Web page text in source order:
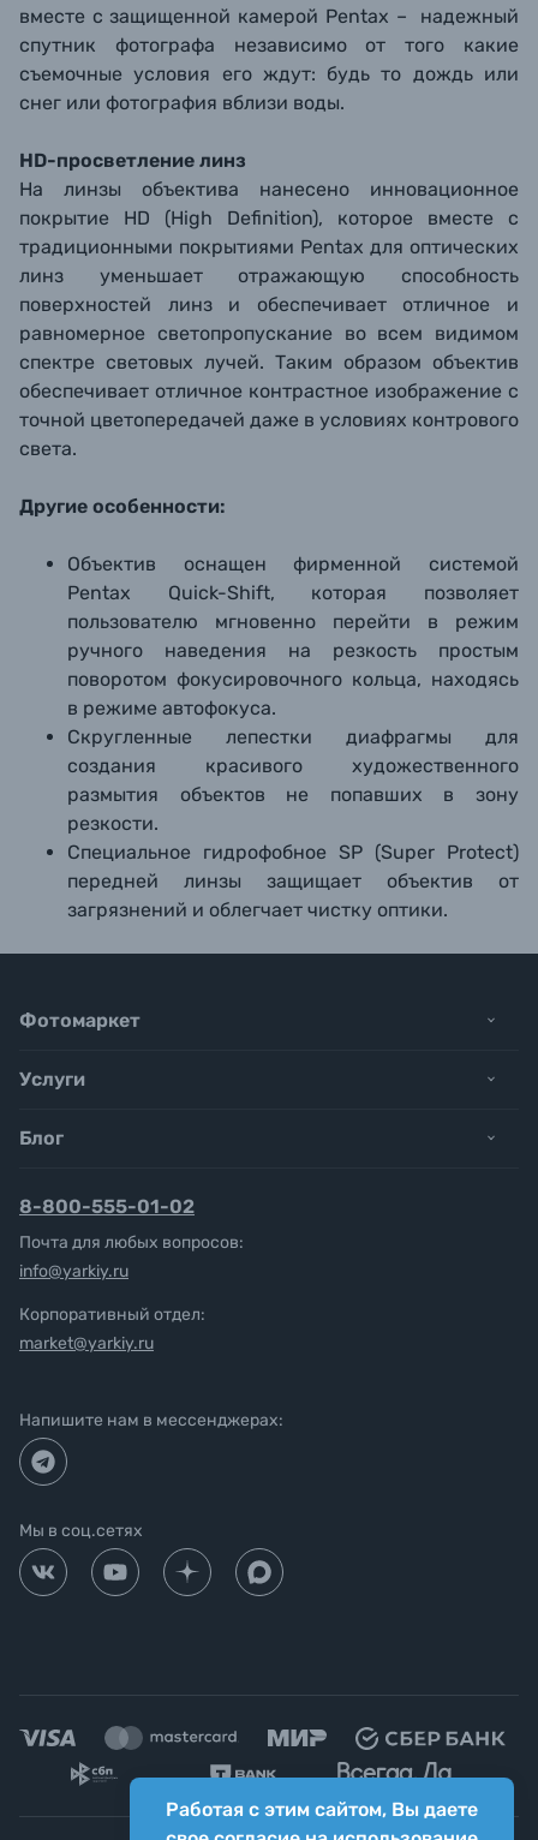
вместе с защищенной камерой Pentax – надежный
спутник фотографа независимо от того какие
съемочные условия его ждут: будь то дождь или
снег или фотография вблизи воды.
HD-просветление линз
На линзы объектива нанесено инновационное
покрытие HD (High Definition), которое вместе с
традиционными покрытиями Pentax для оптических
линз уменьшает отражающую способность
поверхностей линз и обеспечивает отличное и
равномерное светопропускание во всем видимом
спектре световых лучей. Таким образом объектив
обеспечивает отличное контрастное изображение с
точной цветопередачей даже в условиях контрового
света.
Другие особенности:
Объектив оснащен фирменной системой
Pentax Quick-Shift, которая позволяет
пользователю мгновенно перейти в режим
ручного наведения на резкость простым
поворотом фокусировочного кольца, находясь
в режиме автофокуса.
Скругленные лепестки диафрагмы для
создания красивого художественного
размытия объектов не попавших в зону
резкости.
Специальное гидрофобное SP (Super Protect)
передней линзы защищает объектив от
загрязнений и облегчает чистку оптики.
Работая с этим сайтом, Вы даете
Фотомаркет
Услуги
Блог
8-800-555-01-02
Почта для любых вопросов:
info@yarkiy.ru
Корпоративный отдел:
market@yarkiy.ru
Напишите нам в мессенджерах:
Мы в соц.сетях